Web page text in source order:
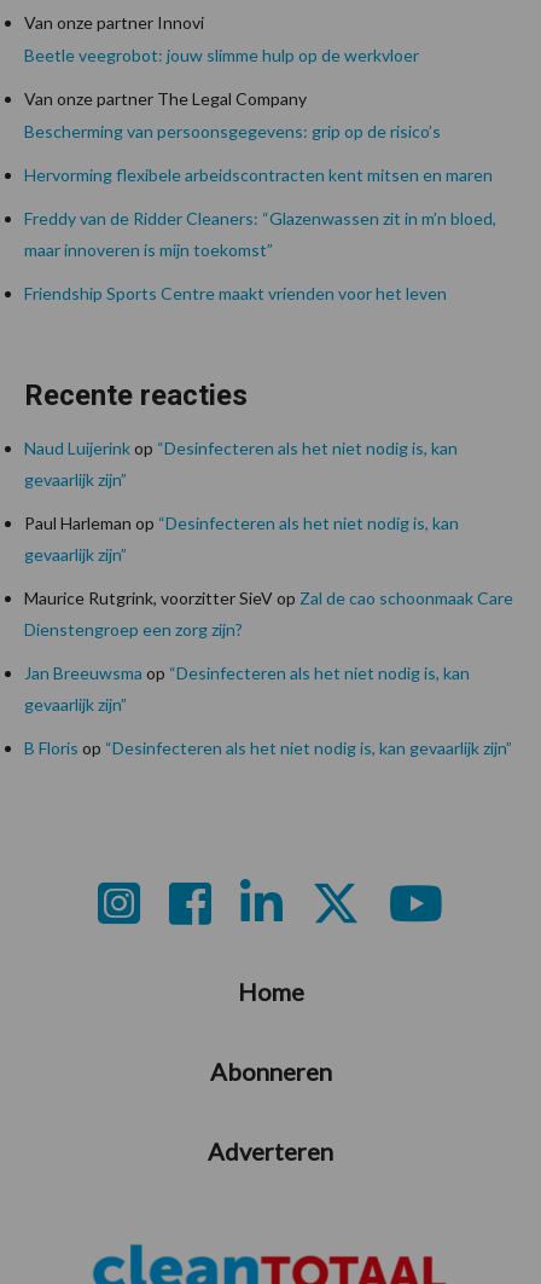
Van onze partner Innovi
Beetle veegrobot: jouw slimme hulp op de werkvloer
Van onze partner The Legal Company
Bescherming van persoonsgegevens: grip op de risico’s
Hervorming flexibele arbeidscontracten kent mitsen en maren
Freddy van de Ridder Cleaners: “Glazenwassen zit in m’n bloed,
maar innoveren is mijn toekomst”
Friendship Sports Centre maakt vrienden voor het leven
Recente reacties
Naud Luijerinkop “Desinfecteren als het niet nodig is, kan
gevaarlijk zijn”
Paul Harleman op “Desinfecteren als het niet nodig is, kan
gevaarlijk zijn”
Maurice Rutgrink, voorzitter SieVop Zal de cao schoonmaak Care
Dienstengroep een zorg zijn?
Jan Breeuwsma op “Desinfecteren als het niet nodig is, kan
gevaarlijk zijn”
B Floris op “Desinfecteren als het niet nodig is, kan gevaarlijk zijn”
Home
Abonneren
Adverteren